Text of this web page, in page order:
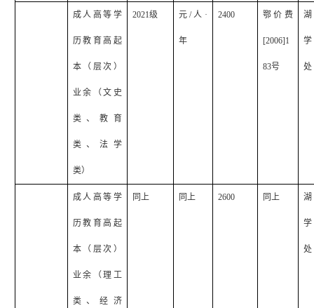
成人高等学
历教育高起
本（层次）
业余（文史
类、教育
类、法学
类）
2021级 元/人·
年
2400 鄂价费
[2006]1
83号 处
成人高等学
历教育高起
本（层次）
业余（理工
类、经济
同上 同上 2600 同上
处